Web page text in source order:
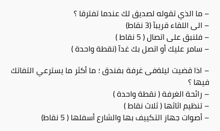
– ما الذي تقوله لصديق لك عندما تفترقا ؟
– الى اللقاء قريبآ (3 نقاط)
– فلنبق على اتصال ( 5 نقاط )
– سامر عليك أو اتصل بك غدآ (نقطة واحدة )
– اذا قضيت ليلةفى غرفة بفندق ؛ ما أكثر ما يسترعي التفاتك
فيها ؟
– رائحة الغرفة ( نقطة واحدة )
– تنظيم اثاثها ( ثلاث نقاط )
– أصوات جهاز التكييف بها والشارع أسفلها ( 5 نقاط)